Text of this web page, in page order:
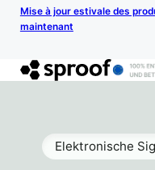
Mise à jour estivale des
maintenant
Elektronische